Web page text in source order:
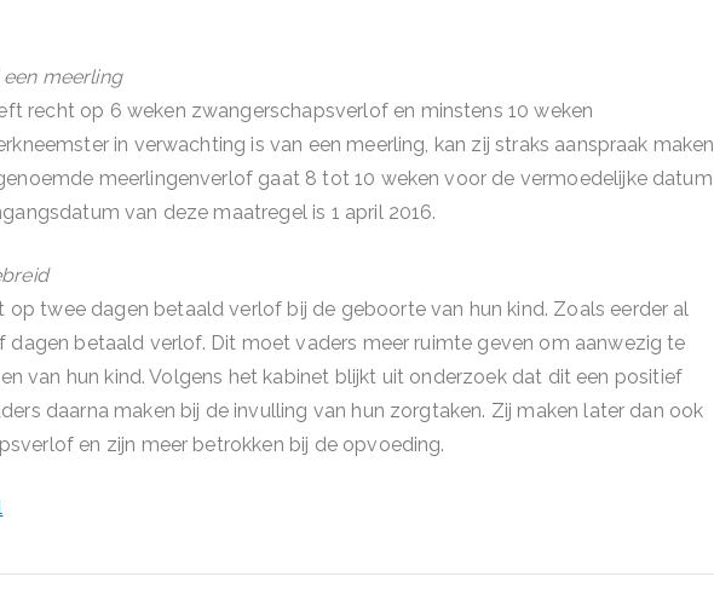
meerling
recht op 6 weken zwangerschapsverlof en minstens 10 weken
in verwachting is van een meerling, kan zij straks aanspraak maken
meerlingenverlof gaat 8 tot 10 weken voor de vermoedelijke datum
van deze maatregel is 1 april 2016.
twee dagen betaald verlof bij de geboorte van hun kind. Zoals eerder al
dagen betaald verlof. Dit moet vaders meer ruimte geven om aanwezig te
van hun kind. Volgens het kabinet blijkt uit onderzoek dat dit een positief
daarna maken bij de invulling van hun zorgtaken. Zij maken later dan ook
en zijn meer betrokken bij de opvoeding.